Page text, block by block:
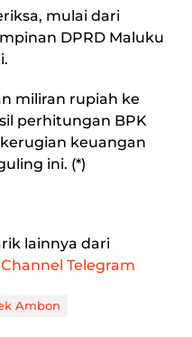
mulai dari
DPRD Maluku
miliran rupiah ke
perhitungan BPK
keuangan
ini. (*)
lainnya dari
Channel Telegram
Ambon